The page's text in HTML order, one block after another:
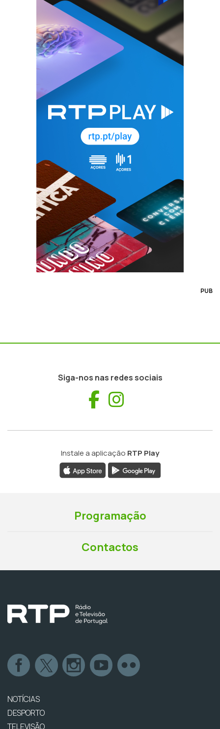
PUB
Siga-nos nas redes sociais
Facebook
Instale a aplicação RTP Play
Programação
Contactos
NOTÍCIAS
DESPORTO
TELEVISÃO